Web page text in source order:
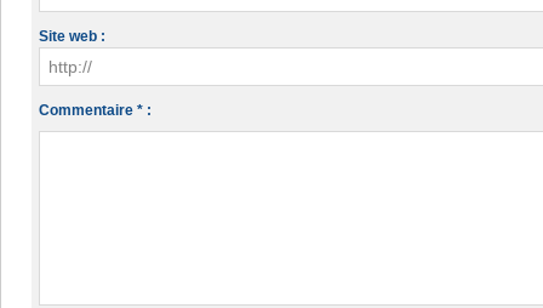
Site web :
Commentaire * :